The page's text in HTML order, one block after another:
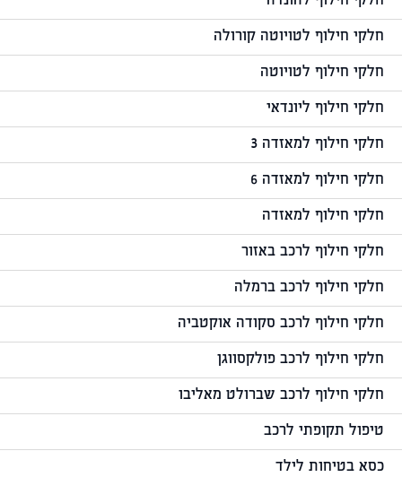
חלקי חילוף לטויוטה קורולה
חלקי חילוף לטויוטה
חלקי חילוף ליונדאי
חלקי חילוף למאזדה 3
חלקי חילוף למאזדה 6
חלקי חילוף למאזדה
חלקי חילוף לרכב באזור
חלקי חילוף לרכב ברמלה
חלקי חילוף לרכב סקודה אוקטביה
חלקי חילוף לרכב פולקסווגן
חלקי חילוף לרכב שברולט מאליבו
טיפול תקופתי לרכב
כסא בטיחות לילד